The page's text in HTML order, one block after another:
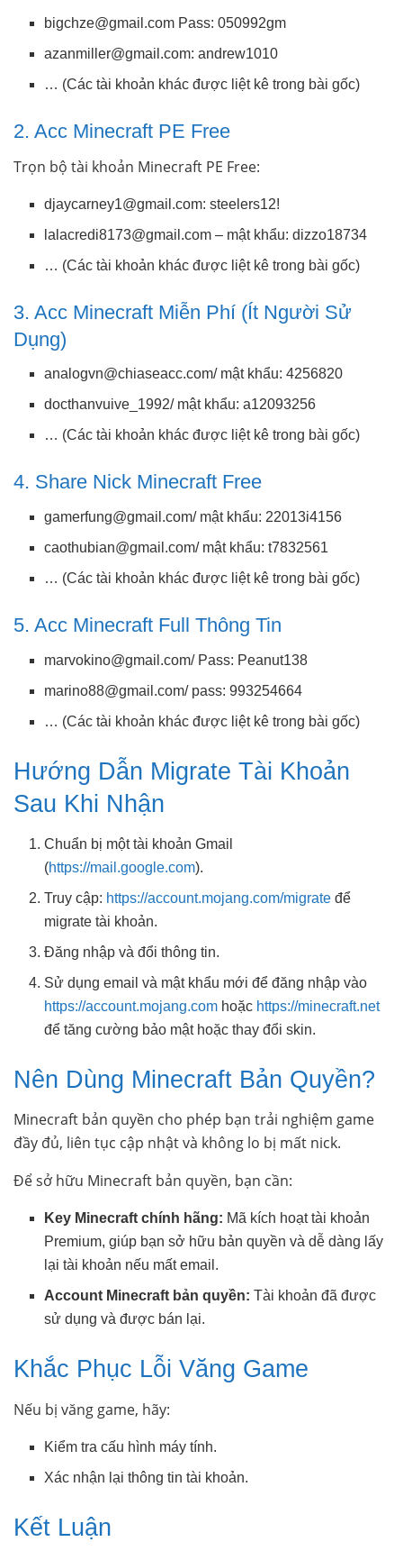
bigchze@gmail.com Pass: 050992gm
azanmiller@gmail.com: andrew1010
… (Các tài khoản khác được liệt kê trong bài gốc)
2. Acc Minecraft PE Free
Trọn bộ tài khoản Minecraft PE Free:
djaycarney1@gmail.com: steelers12!
lalacredi8173@gmail.com – mật khẩu: dizzo18734
… (Các tài khoản khác được liệt kê trong bài gốc)
3. Acc Minecraft Miễn Phí (Ít Người Sử
Dụng)
analogvn@chiaseacc.com/ mật khẩu: 4256820
docthanvuive_1992/ mật khẩu: a12093256
… (Các tài khoản khác được liệt kê trong bài gốc)
4. Share Nick Minecraft Free
gamerfung@gmail.com/ mật khẩu: 22013i4156
caothubian@gmail.com/ mật khẩu: t7832561
… (Các tài khoản khác được liệt kê trong bài gốc)
5. Acc Minecraft Full Thông Tin
marvokino@gmail.com/ Pass: Peanut138
marino88@gmail.com/ pass: 993254664
… (Các tài khoản khác được liệt kê trong bài gốc)
Hướng Dẫn Migrate Tài Khoản
Sau Khi Nhận
Chuẩn bị một tài khoản Gmail
(https://mail.google.com).
Truy cập: https://account.mojang.com/migrate để
migrate tài khoản.
Đăng nhập và đổi thông tin.
Sử dụng email và mật khẩu mới để đăng nhập vào
https://account.mojang.com hoặc https://minecraft.net
để tăng cường bảo mật hoặc thay đổi skin.
Nên Dùng Minecraft Bản Quyền?
Minecraft bản quyền cho phép bạn trải nghiệm game
đầy đủ, liên tục cập nhật và không lo bị mất nick.
Để sở hữu Minecraft bản quyền, bạn cần:
Key Minecraft chính hãng: Mã kích hoạt tài khoản
Premium, giúp bạn sở hữu bản quyền và dễ dàng lấy
lại tài khoản nếu mất email.
Account Minecraft bản quyền: Tài khoản đã được
sử dụng và được bán lại.
Khắc Phục Lỗi Văng Game
Nếu bị văng game, hãy:
Kiểm tra cấu hình máy tính.
Xác nhận lại thông tin tài khoản.
Kết Luận